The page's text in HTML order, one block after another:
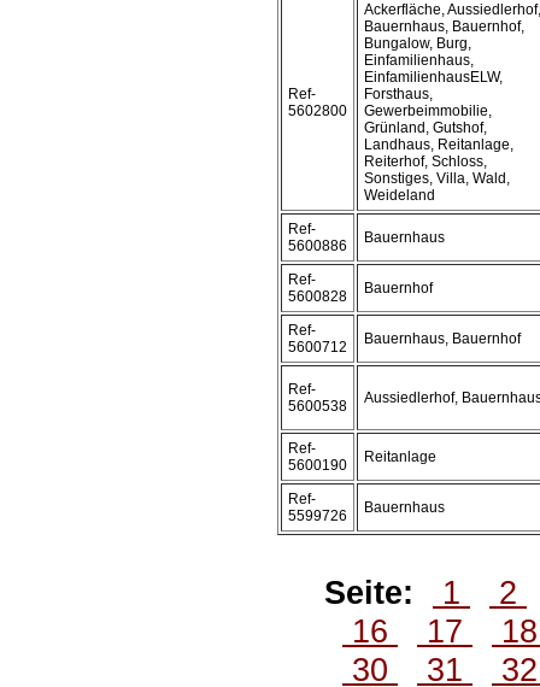
Ref-
5602800
Ackerfläche, Aussiedlerhof,
Bauernhaus, Bauernhof,
Bungalow, Burg,
Einfamilienhaus,
EinfamilienhausELW,
Forsthaus,
Gewerbeimmobilie,
Grünland, Gutshof,
Landhaus, Reitanlage,
Reiterhof, Schloss,
Sonstiges, Villa, Wald,
Weideland
Ref-
5600886
Bauernhaus
Ref-
5600828
Bauernhof
Ref-
5600712
Bauernhaus, Bauernhof
Ref-
5600538
Aussiedlerhof,
Ref-
5600190
Reitanlage
Ref-
5599726
Bauernhaus
Seite: 1
2
16
17
30
31